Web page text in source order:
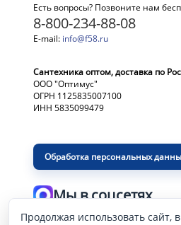
Есть вопросы? Позвоните нам
8-800-234-88-08
E-mail: info@f58.ru
Сантехника оптом, доставка по
ООО "Оптимус"
ОГРН 1125835007100
ИНН 5835099479
Обработка персональных
Мы в соцсетях
Разработка и продвижение сайта
Продолжая использовать сайт,